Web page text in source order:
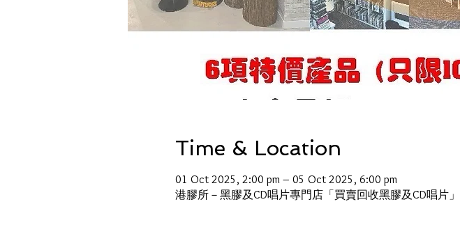
Time & Location
01 Oct 2025, 2:00 pm – 05 Oct 2025, 6:00 pm
港膠所－黑膠及CD唱片專門店「買賣回收黑膠及CD唱片